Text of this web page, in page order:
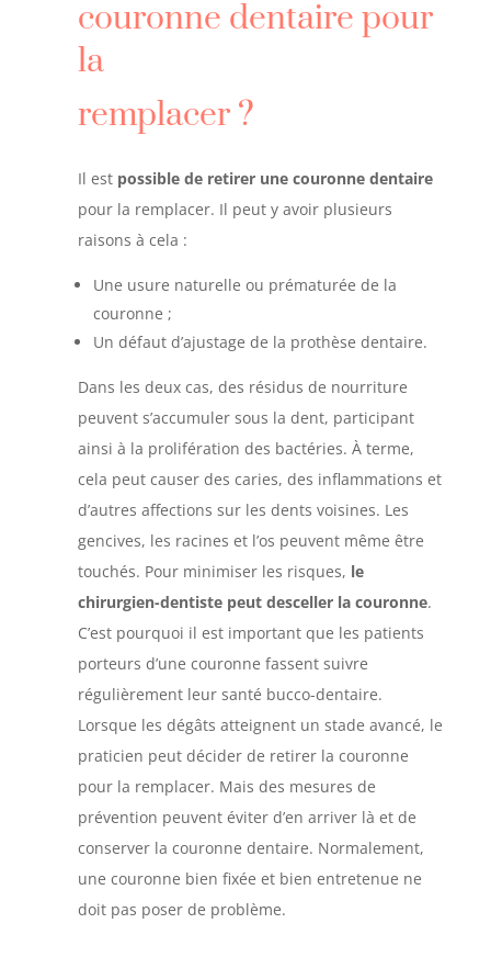
couronne dentaire pour
la
remplacer ?
Il est possible de retirer une couronne dentaire
pour la remplacer. Il peut y avoir plusieurs
raisons à cela :
Une usure naturelle ou prématurée de la
couronne ;
Un défaut d’ajustage de la prothèse dentaire.
Dans les deux cas, des résidus de nourriture
peuvent s’accumuler sous la dent, participant
ainsi à la prolifération des bactéries. À terme,
cela peut causer des caries, des inflammations et
d’autres affections sur les dents voisines. Les
gencives, les racines et l’os peuvent même être
touchés. Pour minimiser les risques, le
chirurgien-dentiste peut desceller la couronne.
C’est pourquoi il est important que les patients
porteurs d’une couronne fassent suivre
régulièrement leur santé bucco-dentaire.
Lorsque les dégâts atteignent un stade avancé, le
praticien peut décider de retirer la couronne
pour la remplacer. Mais des mesures de
prévention peuvent éviter d’en arriver là et de
conserver la couronne dentaire. Normalement,
une couronne bien fixée et bien entretenue ne
doit pas poser de problème.